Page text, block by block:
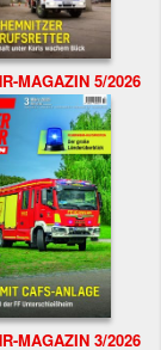
MAGAZIN 5/2026
MAGAZIN 3/2026